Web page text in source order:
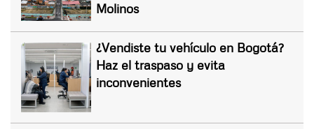
Molinos
¿Vendiste tu vehículo en Bogotá?
Haz el traspaso y evita
inconvenientes